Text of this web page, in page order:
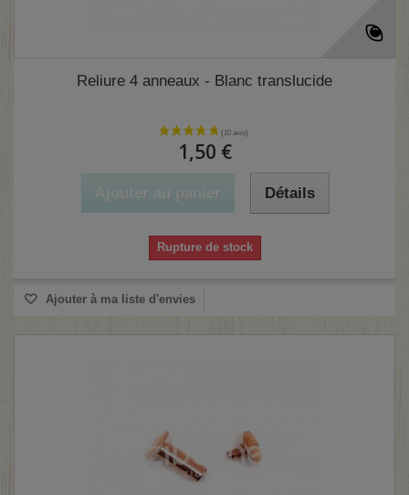
Reliure 4 anneaux - Blanc translucide
1,50 €
Ajouter au panier Détails
Rupture de stock
Ajouter à ma liste d'envies